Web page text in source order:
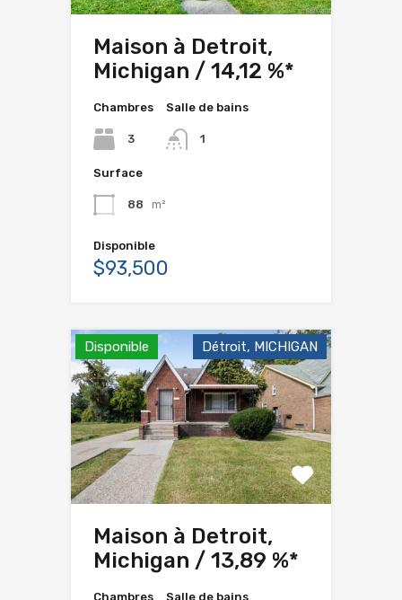
Maison à Detroit,
Michigan / 14,12 %*
Chambres
3
Salle de bains
1
Surface
88 m²
Disponible
$93,500
Disponible Détroit, MICHIGAN
Maison à Detroit,
Michigan / 13,89 %*
Chambres Salle de bains